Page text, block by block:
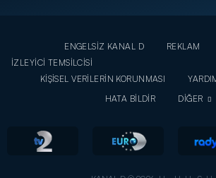
ENGELSİZ KANAL D REKLAM
İZLEYİCİ TEMSİLCİSİ
KİŞİSEL VERİLERİN KORUNMASI
HATA BİLDİR
DİĞER